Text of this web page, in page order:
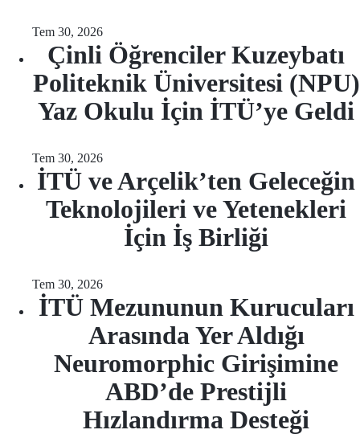
Tem 30, 2026
Çinli Öğrenciler Kuzeybatı
Politeknik Üniversitesi (NPU)
Yaz Okulu İçin İTÜ’ye Geldi
Tem 30, 2026
İTÜ ve Arçelik’ten Geleceğin
Teknolojileri ve Yetenekleri
İçin İş Birliği
Tem 30, 2026
İTÜ Mezununun Kurucuları
Arasında Yer Aldığı
Neuromorphic Girişimine
ABD’de Prestijli
Hızlandırma Desteği